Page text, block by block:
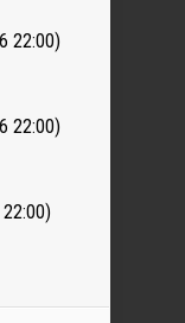
22:00)
22:00)